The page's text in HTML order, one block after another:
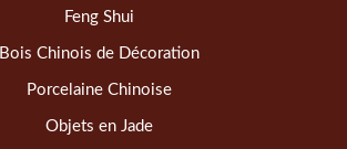
Feng Shui
Bois Chinois de Décoration
Porcelaine Chinoise
Objets en Jade